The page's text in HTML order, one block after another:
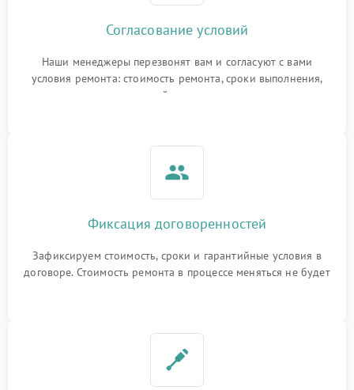
Согласование условий
Наши менеджеры перезвонят вам и согласуют с вами
условия ремонта: стоимость ремонта, сроки выполнения,
гарантийные условия
Фиксация договоренностей
Зафиксируем стоимость, сроки и гарантийные условия в
договоре. Стоимость ремонта в процессе меняться не будет